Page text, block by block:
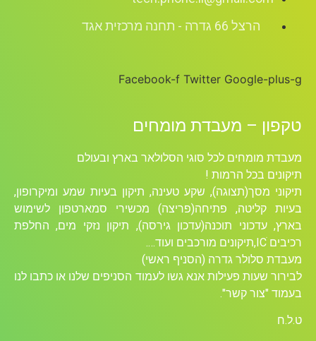
הרצל 66 גדרה - תחנה מרכזית אגד
Facebook-f Twitter Google-plus-g
טקפון – מעבדת מומחים
מעבדת מומחים לכל סוגי הסלולאר בארץ ובעולם
תיקונים בכל הרמות !
תיקוני מסך(תצוגה), שקע טעינה, תיקון בעיות שמע ומיקרופון,
בעיות קליטה, פתיחה(פריצה) מכשירי סמארטפון לשימוש
בארץ, עדכוני תוכנה(עדכון גירסה), תיקון נזקי מים, החלפת
רכיבים ICׁ,תיקונים מורכבים ועוד….
מעבדת סלולר גדרה (הסניף ראשי)
לבירור שעות פעילות אנא גשו לעמוד הסניפים שלנו או כתבו לנו
בעמוד "צור קשר".
ט.ל.ח